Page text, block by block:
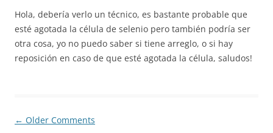
Hola, debería verlo un técnico, es bastante probable que
esté agotada la célula de selenio pero también podría ser
otra cosa, yo no puedo saber si tiene arreglo, o si hay
reposición en caso de que esté agotada la célula, saludos!
Comment
← Older Comments